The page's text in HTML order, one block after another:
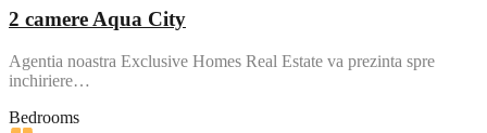
2 camere Aqua City
Agentia noastra Exclusive Homes Real Estate va prezinta spre
inchiriere…
Bedrooms